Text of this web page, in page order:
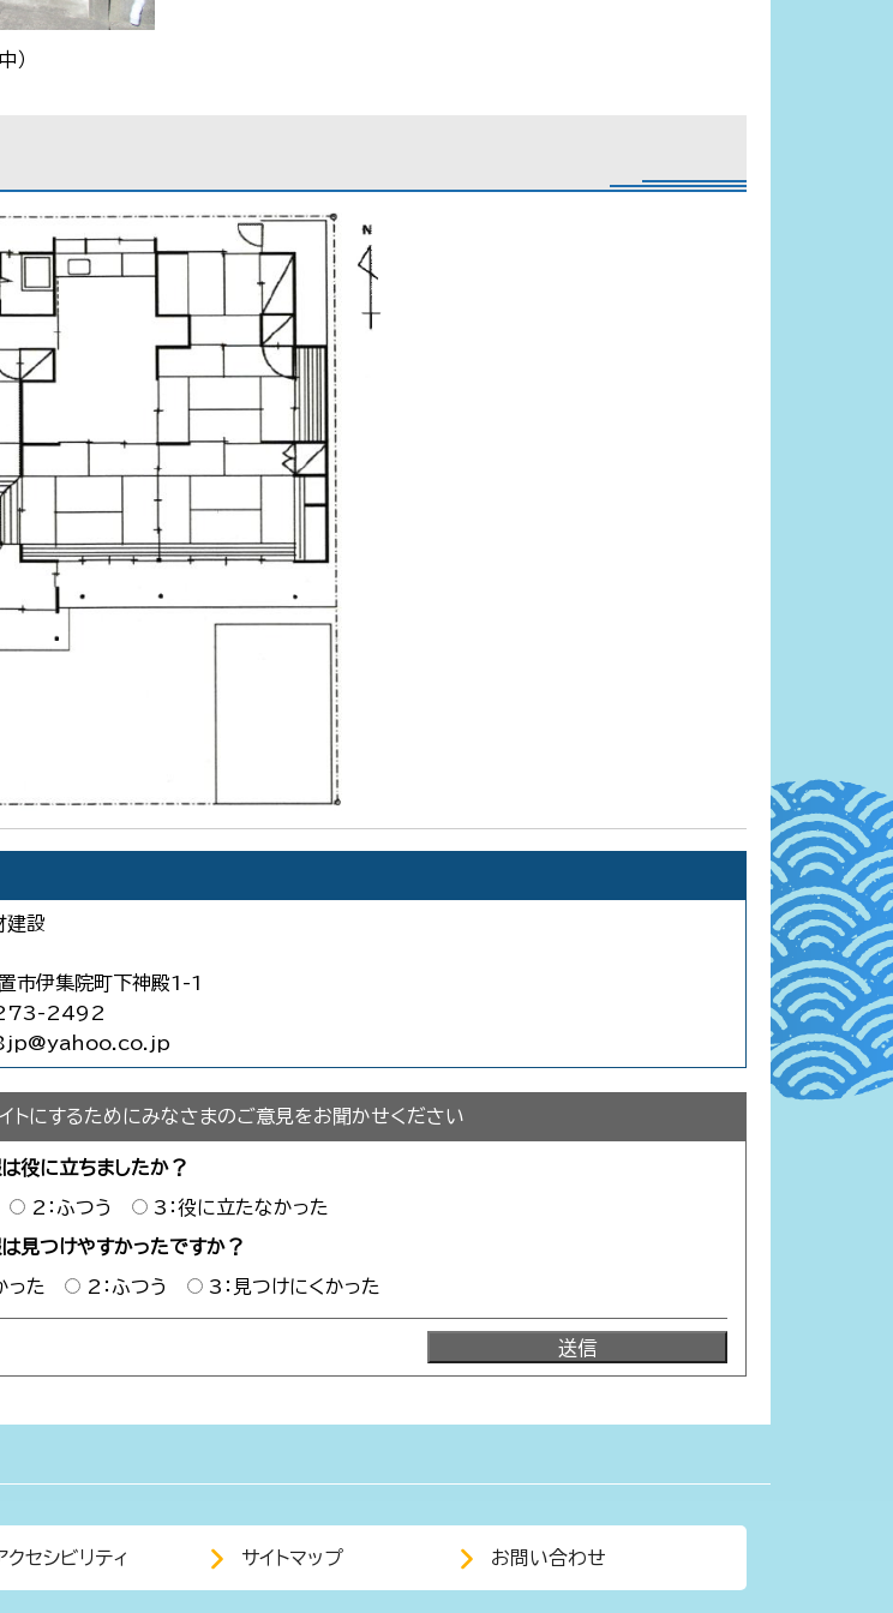
）
建設
市伊集院町下神殿1-1
273-2492
トにするためにみなさまのご意見をお聞かせください
役に立ちましたか？
2：ふつう 3：役に立たなかった
見つけやすかったですか？
った 2：ふつう 3：見つけにくかった
クセシビリティ サイトマップ お問い合わせ